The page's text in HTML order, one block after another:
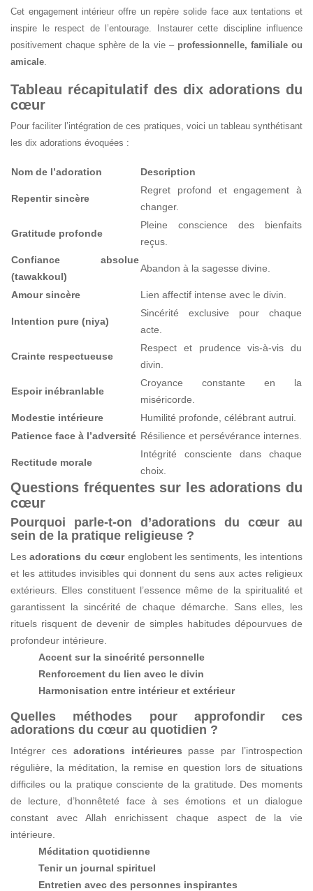
Cet engagement intérieur offre un repère solide face aux tentations et
inspire le respect de l’entourage. Instaurer cette discipline influence
positivement chaque sphère de la vie – professionnelle, familiale ou
amicale
Tableau récapitulatif des dix adorations du
cœur
Pour faciliter l’intégration de ces pratiques, voici un tableau synthétisant
les dix adorations évoquées :
Nom de l’adoration Description
Repentir sincère
Regret profond et engagement à
changer.
Gratitude profonde
Pleine conscience des bienfaits
reçus.
Confiance absolue
(tawakkoul)
Abandon à la sagesse divine.
Amour sincère Lien affectif intense avec le divin.
Intention pure (niya)
Sincérité exclusive pour chaque
acte.
Crainte respectueuse
Respect et prudence vis-à-vis du
divin.
Espoir inébranlable
Croyance constante en la
miséricorde.
Modestie intérieure
Humilité profonde, célébrant autrui.
Patience face à l’adversité Résilience et persévérance internes.
Rectitude morale
Intégrité consciente dans chaque
choix.
Questions fréquentes sur les adorations du
cœur
Pourquoi parle-t-on d’adorations du cœur au
sein de la pratique religieuse ?
Lesadorations du cœurenglobent les sentiments, les intentions
et les attitudes invisibles qui donnent du sens aux actes religieux
extérieurs. Elles constituent l’essence même de la spiritualité et
garantissent la sincérité de chaque démarche. Sans elles, les
rituels risquent de devenir de simples habitudes dépourvues de
profondeur intérieure.
Accent sur la sincérité personnelle
Renforcement du lien avec le divin
Harmonisation entre intérieur et extérieur
Quelles méthodes pour approfondir ces
adorations du cœur au quotidien ?
Intégrer ces adorations intérieures passe par l’introspection
régulière, la méditation, la remise en question lors de situations
difficiles ou la pratique consciente de la gratitude. Des moments
de lecture, d’honnêteté face à ses émotions et un dialogue
constant avec Allah enrichissent chaque aspect de la vie
intérieure.
Méditation quotidienne
Tenir un journal spirituel
Entretien avec des personnes inspirantes